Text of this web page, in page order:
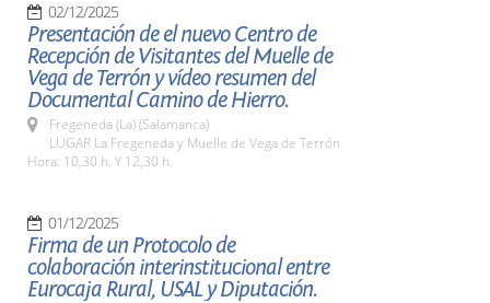
02/12/2025
Presentación de el nuevo Centro de
Recepción de Visitantes del Muelle de
Vega de Terrón y vídeo resumen del
Documental Camino de Hierro.
Fregeneda (La) (Salamanca)
LUGAR La Fregeneda y Muelle de Vega de Terrón
Hora: 10,30 h. Y 12,30 h.
01/12/2025
Firma de un Protocolo de
colaboración interinstitucional entre
Eurocaja Rural, USAL y Diputación.